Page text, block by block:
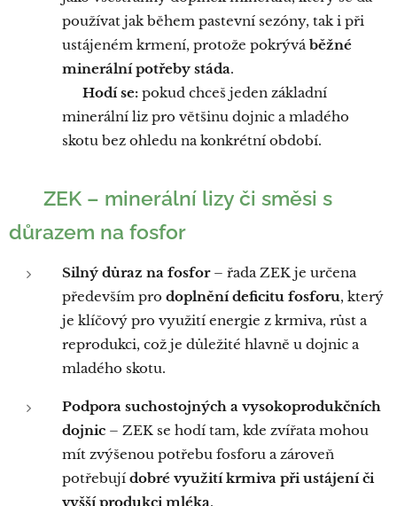
používat jak během pastevní sezóny, tak i při
ustájeném krmení, protože pokrýváběžné
minerální potřeby stáda.
Hodí se: pokud chceš jeden základní
minerální liz pro většinu dojnic a mladého
skotu bez ohledu na konkrétní období.
ZEK – minerální lizy či směsi s
důrazem na fosfor
Silný důraz na fosfor– řada ZEK je určena
především pro doplnění deficitu fosforu, který
je klíčový pro využití energie z krmiva, růst a
reprodukci, což je důležité hlavně u dojnic a
mladého skotu.
Podpora suchostojných a vysokoprodukčních
dojnic – ZEK se hodí tam, kde zvířata mohou
mít zvýšenou potřebu fosforu a zároveň
potřebují dobré využití krmiva při ustájení či
vyšší produkci mléka.